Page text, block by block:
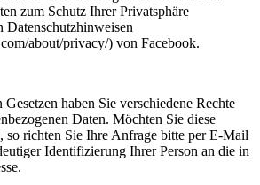
zum Schutz Ihrer Privatsphäre
Datenschutzhinweisen
about/privacy/) von Facebook.
haben Sie verschiedene Rechte
Daten. Möchten Sie diese
so richten Sie Ihre Anfrage bitte per E-Mail
Identifizierung Ihrer Person an die in